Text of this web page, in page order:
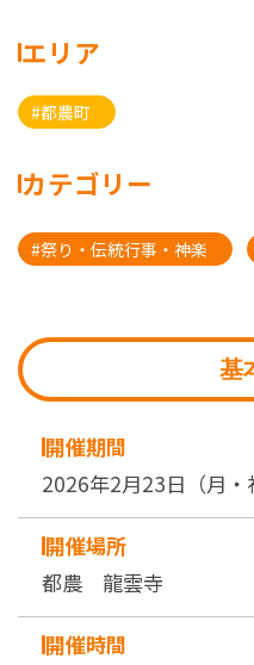
エリア
#都農町
カテゴリー
#祭り・伝統行事・神楽
基
開催期間
2026年2月23日（月・
開催場所
都農 龍雲寺
開催時間